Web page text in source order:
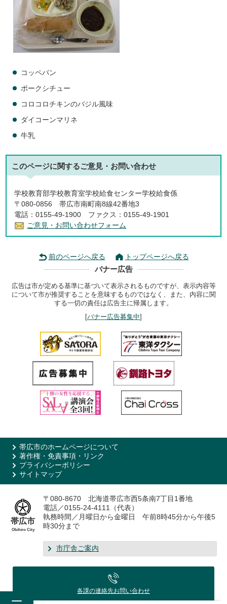
コッペパン
ポークシチュー
コロコロチキンのバジル風味
ダイコーンマリネ
牛乳
このページに関するご意見・お問い合わせ
学校教育部学校教育室学校給食センター学校給食係
〒080-0856 帯広市南町南8線42番地3
電話：0155-49-1900 ファクス：0155-49-1901
ご意見・お問い合わせフォーム
前のページへ戻る トップページへ戻る
バナー広告
広告は市が定める基準に基づいて表示されるものですが、表示内容等
について市が推奨することを意味するものではなく、また、内容に関
する一切の責任は広告主に帰属します。
[バナー広告募集中]
帯広市のホームページについて
著作権・免責事項・リンク
プライバシーポリシー
サイトマップ
帯広市
Obihiro City
〒080-8670 北海道帯広市西5条南7丁目1番地
電話／0155-24-4111（代表）
執務時間／月曜日から金曜日 午前8時45分から午後5
時30分まで
市庁舎ご案内
各課の連絡先お問い合わせ